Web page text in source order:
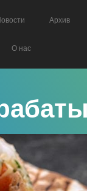
Архив
О нас